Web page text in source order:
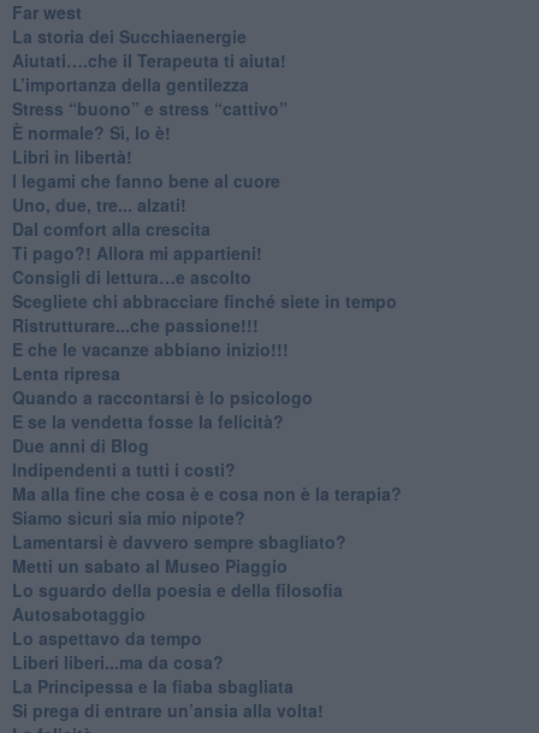
​Far west
​La storia dei Succhiaenergie
​Aiutati….che il Terapeuta ti aiuta!
​L’importanza della gentilezza
​Stress “buono” e stress “cattivo”
​È normale? Sì, lo è!
​Libri in libertà!
​I legami che fanno bene al cuore
Uno, due, tre... alzati!​
​Dal comfort alla crescita
​Ti pago?! Allora mi appartieni!​
​Consigli di lettura…e ascolto
​Scegliete chi abbracciare finché siete in tempo
​Ristrutturare...che passione!!!
​E che le vacanze abbiano inizio!!!
​Lenta ripresa
​Quando a raccontarsi è lo psicologo
​E se la vendetta fosse la felicità?
​Due anni di Blog
​Indipendenti a tutti i costi?
​Ma alla fine che cosa è e cosa non è la terapia?
​Siamo sicuri sia mio nipote?
​Lamentarsi è davvero sempre sbagliato?
​Metti un sabato al Museo Piaggio
​Lo sguardo della poesia e della filosofia
Autosabotaggio
​Lo aspettavo da tempo
​Liberi liberi...ma da cosa?
​La Principessa e la fiaba sbagliata
Si prega di entrare un’ansia alla volta!